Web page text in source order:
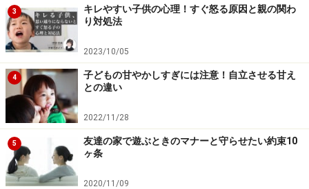
ことを叱るよりも、できたことをほめることで、負のス
パイラル突入を回避できるようになります。目線をずら
すことがポイントです。
ふだん、子どもには「片づけ、片づけ」と言っている私
達大人も、昔の日記や古いアルバムを整理していたら、
ついつい片づけそっちのけで見入ってしまったという 経
験はありますよね。片づけのプロセスには、大人でさえ
も誘惑する要素があるのですから、子どもなら簡単にそ
の誘惑に乗ってしまいます。
3
キレやすい子供の心理！すぐ怒る原因と親の関わ
り対処法
2023/10/05
4
子どもの甘やかしすぎには注意！自立させる甘え
との違い
2022/11/28
5
友達の家で遊ぶときのマナーと守らせたい約束10
ヶ条
2020/11/09